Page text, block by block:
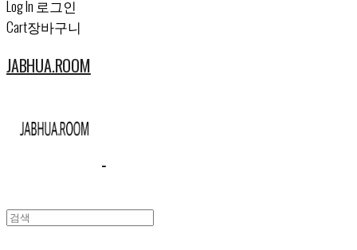
Log In 로그인
Cart장바구니
JABHUA.ROOM